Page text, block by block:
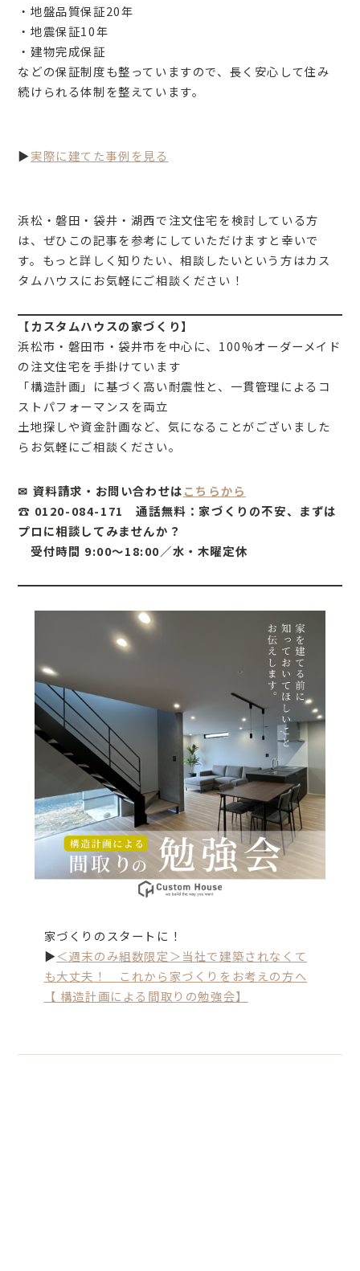
・地盤品質保証20年
・地震保証10年
・建物完成保証
などの保証制度も整っていますので、長く安心して住み
続けられる体制を整えています。
▶実際に建てた事例を見る
浜松・磐田・袋井・湖西で注文住宅を検討している方
は、ぜひこの記事を参考にしていただけますと幸いで
す。もっと詳しく知りたい、相談したいという方はカス
タムハウスにお気軽にご相談ください！
【カスタムハウスの家づくり】
浜松市・磐田市・袋井市を中心に、100%オーダーメイド
の注文住宅を手掛けています
「構造計画」に基づく高い耐震性と、一貫管理によるコ
ストパフォーマンスを両立
土地探しや資金計画など、気になることがございました
らお気軽にご相談ください。
✉ 資料請求・お問い合わせはこちらから
☎ 0120-084-171 通話無料：家づくりの不安、まずは
プロに相談してみませんか？
受付時間 9:00～18:00／水・木曜定休
家づくりのスタートに！
▶＜週末のみ組数限定＞当社で建築されなくて
も大丈夫！ これから家づくりをお考えの方へ
【 構造計画による間取りの勉強会】